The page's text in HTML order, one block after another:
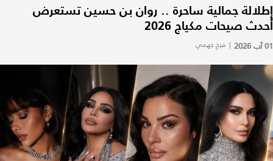
إطلالة جمالية ساحرة .. روان بن حسين تستعرض
أحدث صيحات مكياج 2026
01 آب 2026 | فرح جهمي